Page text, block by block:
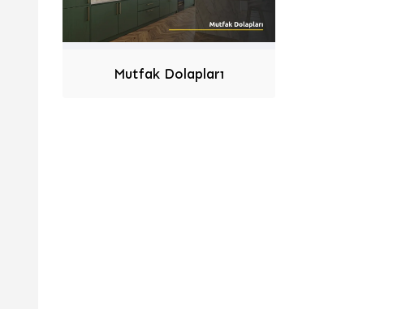
Mutfak Dolapları